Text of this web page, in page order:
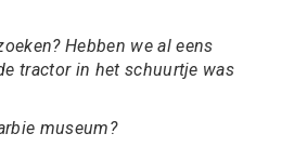
Hebben we al eens
tractor in het schuurtje was
museum?